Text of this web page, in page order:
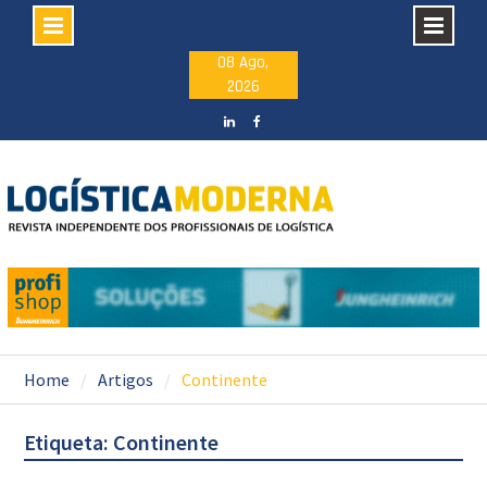
08 Ago,
2026
Home Artigos Continente
Etiqueta: Continente